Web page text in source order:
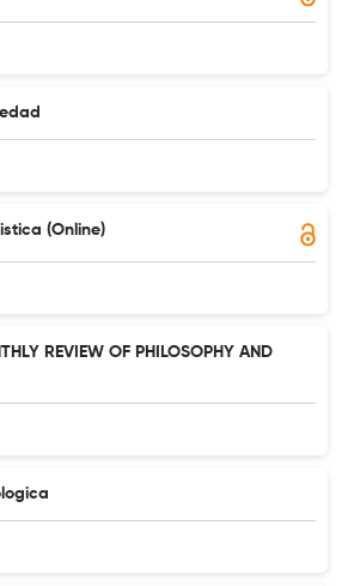
(Online)
REVIEW OF PHILOSOPHY AND